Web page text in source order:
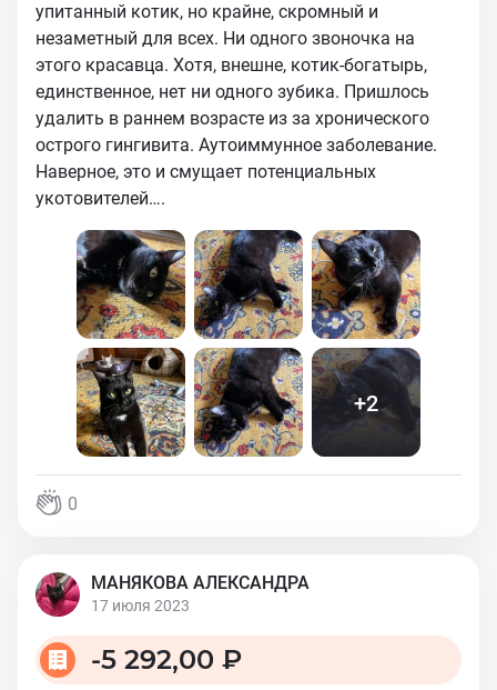
упитанный котик, но крайне, скромный и
незаметный для всех. Ни одного звоночка на
этого красавца. Хотя, внешне, котик-богатырь,
единственное, нет ни одного зубика. Пришлось
удалить в раннем возрасте из за хронического
острого гингивита. Аутоиммунное заболевание.
Наверное, это и смущает потенциальных
укотовителей….
+2
0
МАНЯКОВА АЛЕКСАНДРА
17 июля 2023
-5 292,00 ₽